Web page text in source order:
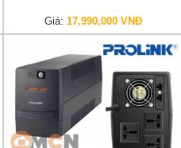
Giá: 17,990,000 VNĐ